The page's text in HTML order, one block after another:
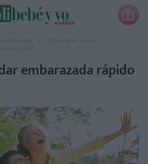

Quiero tener un hijo
rápido y fácil
embarazada rápido